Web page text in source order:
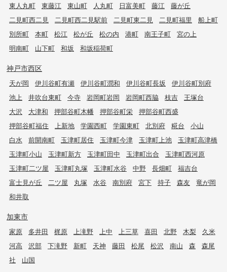
東人丸町
東藤江 東山町 人丸町 日富美町 藤江
藤が丘
二見町西二見
二見町西二見駅前 二見町東二見 二見町福里
船上町
別所町
本町 松江 松が丘 松の内 港町 南王子町
宮の上
明南町
山下町 和坂 和坂稲荷町
神戸市西区
天が岡 伊川谷町有瀬 伊川谷町潤和 伊川谷町長坂
伊川谷町別府
池上
井吹台東町 今寺 岩岡町岩岡 岩岡町西脇 枝吉
王塚台
大沢
大津和 押部谷町木幡 押部谷町栄
押部谷町西盛
押部谷町福住
上新地 学園西町 学園東町 北別府 糀台
小山
白水
前開南町 玉津町居住 玉津町今津 玉津町上池
玉津町高津橋
玉津町小山
玉津町新方 玉津町田中 玉津町出合
玉津町西河原
玉津町二ツ屋
玉津町丸塚 玉津町水谷 中野 長畑町
福吉台
富士見が丘
二ツ屋 丸塚 水谷 南別府 宮下 持子 森友
竜が岡
和井取
加東市
家原 多井田 梶原 上滝野 上中 上三草 喜田 北野 木梨
久米
河高
沢部 下滝野 新町 天神 藤田 松尾 松沢 南山 森
森尾
社
山国